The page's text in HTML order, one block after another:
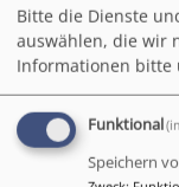
ist – Kriterien
sie für die
nicht mehr
Löschung
Bitte die Dienste
auswählen, die wir
Informationen bitte
Funktional
Speichern